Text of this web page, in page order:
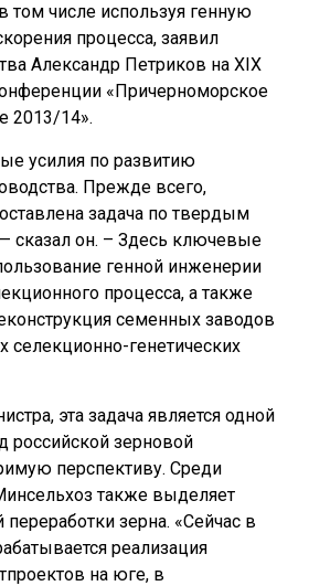
том числе используя генную
процесса, заявил
Александр Петриков на ХIХ
«Причерноморское
2013/14».
усилия по развитию
Прежде всего,
задача по твердым
сказал он. – Здесь ключевые
генной инженерии
процесса, а также
семенных заводов
селекционно-генетических
эта задача является одной
российской зерновой
перспективу. Среди
также выделяет
переработки зерна. «Сейчас в
реализация
на юге, в